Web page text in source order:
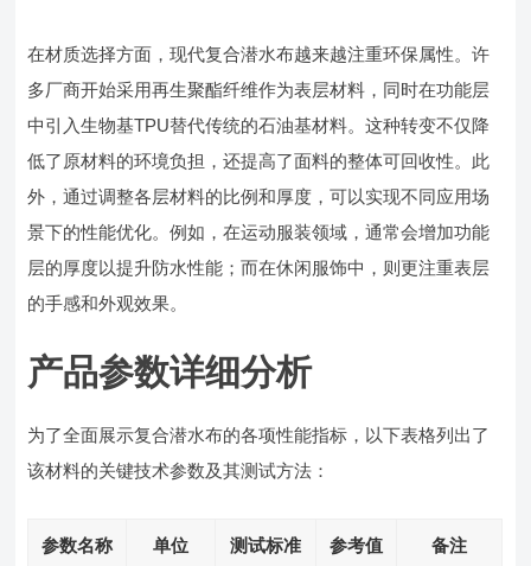
在材质选择方面，现代复合潜水布越来越注重环保属性。许
多厂商开始采用再生聚酯纤维作为表层材料，同时在功能层
中引入生物基TPU替代传统的石油基材料。这种转变不仅降
低了原材料的环境负担，还提高了面料的整体可回收性。此
外，通过调整各层材料的比例和厚度，可以实现不同应用场
景下的性能优化。例如，在运动服装领域，通常会增加功能
层的厚度以提升防水性能；而在休闲服饰中，则更注重表层
的手感和外观效果。
产品参数详细分析
为了全面展示复合潜水布的各项性能指标，以下表格列出了
该材料的关键技术参数及其测试方法：
参数名称 单位 测试标准
参考值
备注